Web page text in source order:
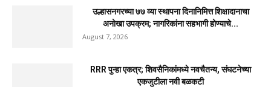
उल्हासनगरच्या ७७ व्या स्थापना दिनानिमित्त शिक्षादानाचा
अनोखा उपक्रम; नागरिकांना सहभागी होण्याचे...
August 7, 2026
RRR पुन्हा एकत्र; शिवसैनिकांमध्ये नवचैतन्य, संघटनेच्या
एकजुटीला नवी बळकटी